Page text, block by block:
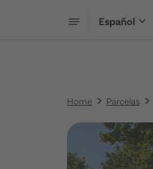
Español
Home Parcelas